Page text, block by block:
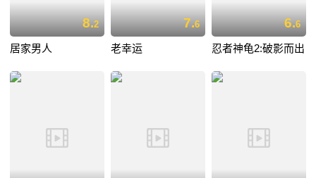
8.2
居家男人
7.6
老幸运
6.6
忍者神龟2:破影而出